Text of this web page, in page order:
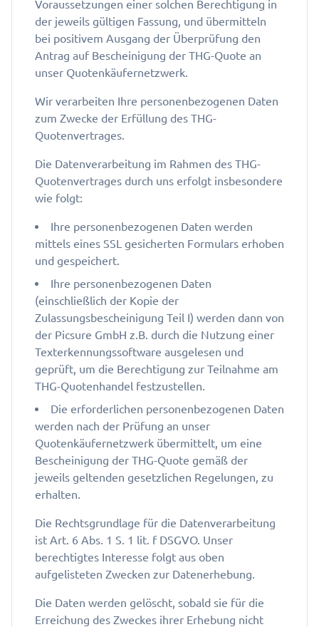
Voraussetzungen einer solchen Berechtigung in
der jeweils gültigen Fassung, und übermitteln
bei positivem Ausgang der Überprüfung den
Antrag auf Bescheinigung der THG-Quote an
unser Quotenkäufernetzwerk.
Wir verarbeiten Ihre personenbezogenen Daten
zum Zwecke der Erfüllung des THG-
Quotenvertrages.
Die Datenverarbeitung im Rahmen des THG-
Quotenvertrages durch uns erfolgt insbesondere
wie folgt:
Ihre personenbezogenen Daten werden
mittels eines SSL gesicherten Formulars erhoben
und gespeichert.
Ihre personenbezogenen Daten
(einschließlich der Kopie der
Zulassungsbescheinigung Teil I) werden dann von
der Picsure GmbH z.B. durch die Nutzung einer
Texterkennungssoftware ausgelesen und
geprüft, um die Berechtigung zur Teilnahme am
THG-Quotenhandel festzustellen.
Die erforderlichen personenbezogenen Daten
werden nach der Prüfung an unser
Quotenkäufernetzwerk übermittelt, um eine
Bescheinigung der THG-Quote gemäß der
jeweils geltenden gesetzlichen Regelungen, zu
erhalten.
Die Rechtsgrundlage für die Datenverarbeitung
ist Art. 6 Abs. 1 S. 1 lit. f DSGVO. Unser
berechtigtes Interesse folgt aus oben
aufgelisteten Zwecken zur Datenerhebung.
Die Daten werden gelöscht, sobald sie für die
Erreichung des Zweckes ihrer Erhebung nicht